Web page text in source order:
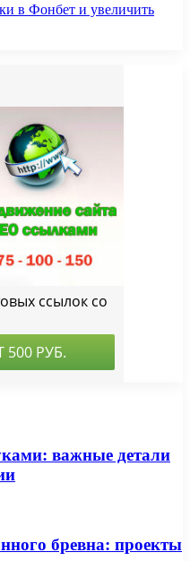
в Фонбет и увеличить
важные детали
бревна: проекты